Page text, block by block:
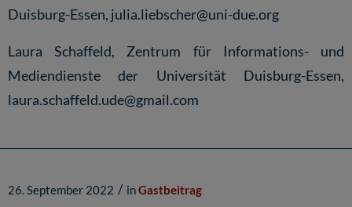
Duisburg-Essen, julia.liebscher@uni-due.org
Laura Schaffeld, Zentrum für Informations- und
Mediendienste der Universität Duisburg-Essen,
laura.schaffeld.ude@gmail.com
26. September 2022 / inGastbeitrag